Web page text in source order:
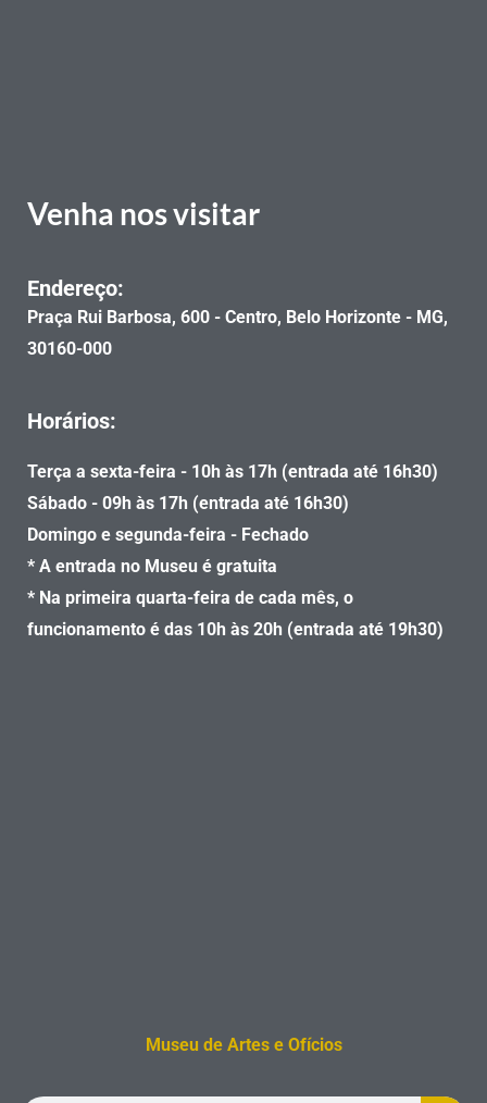
Venha nos visitar
Endereço:
Praça Rui Barbosa, 600 - Centro, Belo Horizonte - MG,
30160-000
Horários:
Terça a sexta-feira - 10h às 17h (entrada até 16h30)
Sábado - 09h às 17h (entrada até 16h30)
Domingo e segunda-feira - Fechado
* A entrada no Museu é gratuita
* Na primeira quarta-feira de cada mês, o
funcionamento é das 10h às 20h (entrada até 19h30)
Museu de Artes e Ofícios